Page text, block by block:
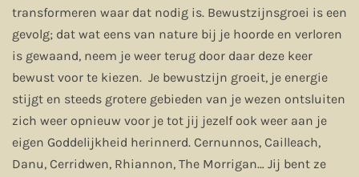
transformeren waar dat nodig is. Bewustzijnsgroei is een
gevolg; dat wat eens van nature bij je hoorde en verloren
is gewaand, neem je weer terug door daar deze keer
bewust voor te kiezen. Je bewustzijn groeit, je energie
stijgt en steeds grotere gebieden van je wezen ontsluiten
zich weer opnieuw voor je tot jij jezelf ook weer aan je
eigen Goddelijkheid herinnerd. Cernunnos, Cailleach,
Danu, Cerridwen, Rhiannon, The Morrigan… Jij bent ze